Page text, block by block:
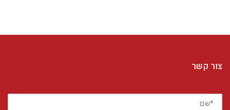
צור קשר